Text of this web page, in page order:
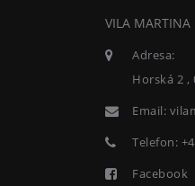
VILA MARTINA
Adresa:
Horská 2 ,
Email:
Telefon:
Facebook